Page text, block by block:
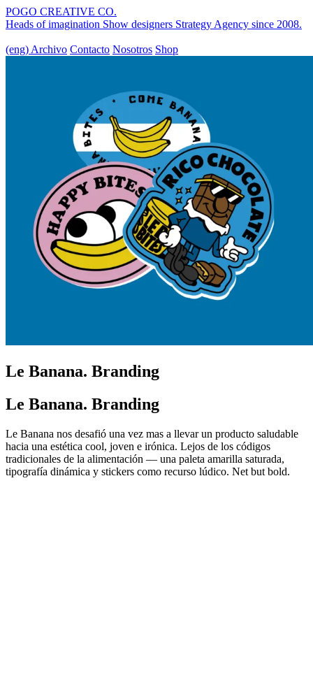
POGO CREATIVE CO.
Heads of imagination Show designers Strategy Agency since 2008.
(eng) Archivo Contacto Nosotros Shop
Le Banana. Branding
Le Banana. Branding
Le Banana nos desafió una vez mas a llevar un producto saludable
hacia una estética cool, joven e irónica. Lejos de los códigos
tradicionales de la alimentación — una paleta amarilla saturada,
tipografía dinámica y stickers como recurso lúdico. Net but bold.